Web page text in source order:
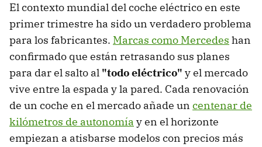
El contexto mundial del coche eléctrico en este
primer trimestre ha sido un verdadero problema
para los fabricantes. Marcas como Mercedes han
confirmado que están retrasando sus planes
para dar el salto al "todo eléctrico" y el mercado
vive entre la espada y la pared. Cada renovación
de un coche en el mercado añade un centenar de
kilómetros de autonomía y en el horizonte
empiezan a atisbarse modelos con precios más